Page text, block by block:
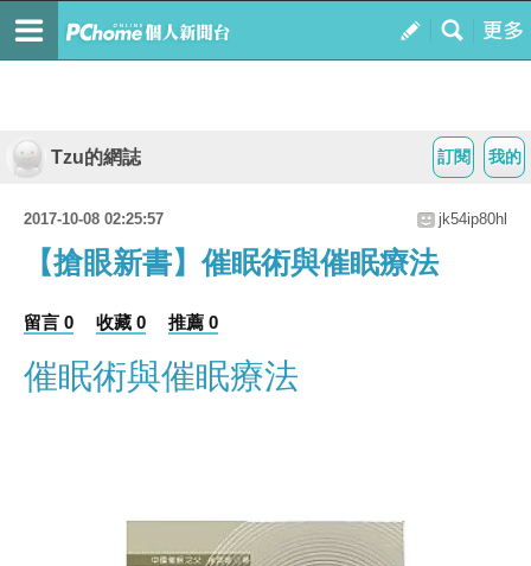
我的
訂閱
Tzu的網誌
2017-10-08 02:25:57 jk54ip80hl
【搶眼新書】催眠術與催眠療法
留言 0 收藏 0 推薦 0
催眠術與催眠療法